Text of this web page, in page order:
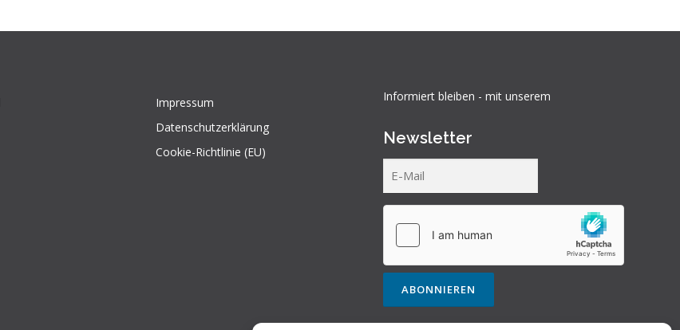
Impressum
Datenschutzerklärung
Cookie-Richtlinie (EU)
Informiert bleiben - mit unserem
Newsletter